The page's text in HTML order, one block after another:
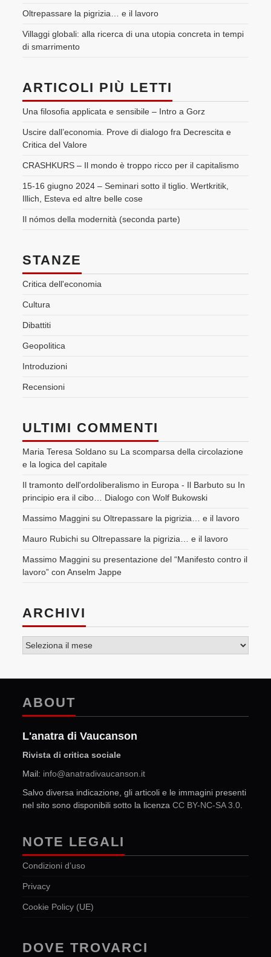
Oltrepassare la pigrizia… e il lavoro
Villaggi globali: alla ricerca di una utopia concreta in tempi
di smarrimento
ARTICOLI PIÙ LETTI
Una filosofia applicata e sensibile – Intro a Gorz
Uscire dall’economia. Prove di dialogo fra Decrescita e
Critica del Valore
CRASHKURS – Il mondo è troppo ricco per il capitalismo
15-16 giugno 2024 – Seminari sotto il tiglio. Wertkritik,
Illich, Esteva ed altre belle cose
Il nómos della modernità (seconda parte)
STANZE
Critica dell'economia
Cultura
Dibattiti
Geopolitica
Introduzioni
Recensioni
ULTIMI COMMENTI
Maria Teresa Soldano su La scomparsa della circolazione
e la logica del capitale
Il tramonto dell'ordoliberalismo in Europa - Il Barbuto su In
principio era il cibo… Dialogo con Wolf Bukowski
Massimo Maggini suOltrepassare la pigrizia… e il lavoro
Mauro Rubichi suOltrepassare la pigrizia… e il lavoro
Massimo Maggini su presentazione del “Manifesto contro il
lavoro” con Anselm Jappe
ARCHIVI
ABOUT
L'anatra di Vaucanson
Rivista di critica sociale
Mail: info@anatradivaucanson.it
Salvo diversa indicazione, gli articoli e le immagini presenti
nel sito sono disponibili sotto la licenzaCC BY-NC-SA 3.0
NOTE LEGALI
Condizioni d’uso
Privacy
Cookie Policy (UE)
DOVE TROVARCI